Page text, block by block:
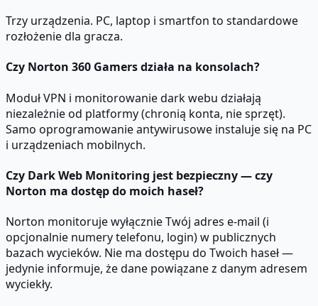
Trzy urządzenia. PC, laptop i smartfon to standardowe
rozłożenie dla gracza.
Czy Norton 360 Gamers działa na konsolach?
Moduł VPN i monitorowanie dark webu działają
niezależnie od platformy (chronią konta, nie sprzęt).
Samo oprogramowanie antywirusowe instaluje się na PC
i urządzeniach mobilnych.
Czy Dark Web Monitoring jest bezpieczny — czy
Norton ma dostęp do moich haseł?
Norton monitoruje wyłącznie Twój adres e-mail (i
opcjonalnie numery telefonu, login) w publicznych
bazach wycieków. Nie ma dostępu do Twoich haseł —
jedynie informuje, że dane powiązane z danym adresem
wyciekły.